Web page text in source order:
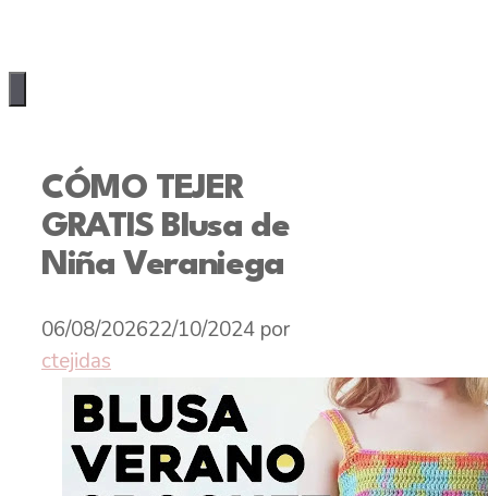
CÓMO TEJER
GRATIS Blusa de
Niña Veraniega
06/08/202622/10/2024 por
ctejidas